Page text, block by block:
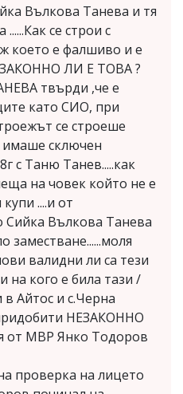
Вълкова Танева и тя
се строи с
което е фалшиво и е
ЛИ Е ТОВА ?
твърди ,че е
като СИО, при
се строеше
сключен
с Таню Танев.....как
на човек който не е
....и от
Сийка Вълкова Танева
заместване......моля
валидни ли са тези
на кого е била тази /
Айтос и с.Черна
НЕЗАКОННО
от МВР Янко Тодоров
проверка на лицето